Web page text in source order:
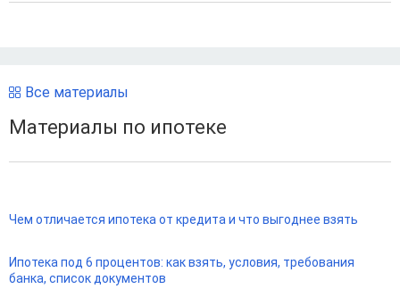
Все материалы
Материалы по ипотеке
Чем отличается ипотека от кредита и что выгоднее взять
Ипотека под 6 процентов: как взять, условия, требования
банка, список документов